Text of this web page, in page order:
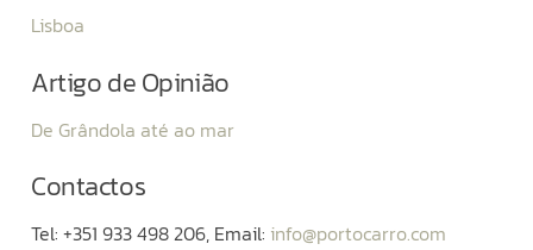
Lisboa
Artigo de Opinião
De Grândola até ao mar
Contactos
Tel: +351 933 498 206, Email: info@portocarro.com